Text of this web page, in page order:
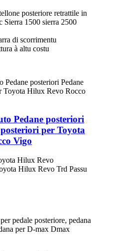
posteriore retrattile in
Sierra 1500 sierra 2500
di scorrimentu
à altu costu
Pedane posteriori
per Toyota
Vigo
Hilux Revo
Hilux Revo Trd Passu